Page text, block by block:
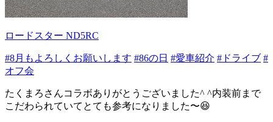
ロードスター ND5RC
#8月もよろしくお願いします #86の日 #愛車紹介 #ドライブ #
オフ会
たくまろさんコラボありがとうございました^ ^内装前まで
こだわられていてとても参考になりました〜😆